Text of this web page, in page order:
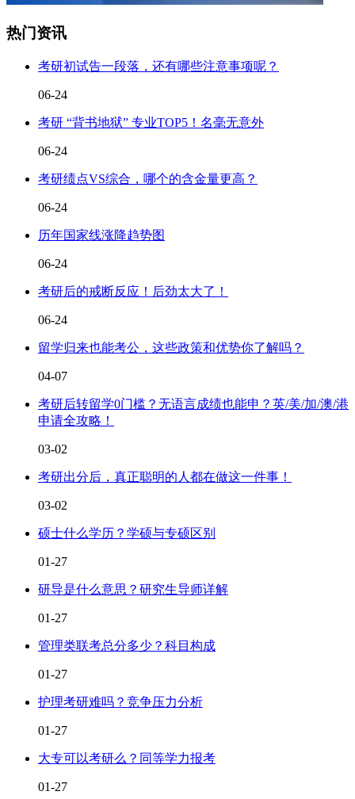
热门资讯
考研初试告一段落，还有哪些注意事项呢？
06-24
考研 “背书地狱” 专业TOP5！名毫无意外
06-24
考研绩点VS综合，哪个的含金量更高？
06-24
历年国家线涨降趋势图
06-24
考研后的戒断反应！后劲太大了！
06-24
留学归来也能考公，这些政策和优势你了解吗？
04-07
考研后转留学0门槛？无语言成绩也能申？英/美/加/澳/港
申请全攻略！
03-02
考研出分后，真正聪明的人都在做这一件事！
03-02
硕士什么学历？学硕与专硕区别
01-27
研导是什么意思？研究生导师详解
01-27
管理类联考总分多少？科目构成
01-27
护理考研难吗？竞争压力分析
01-27
大专可以考研么？同等学力报考
01-27